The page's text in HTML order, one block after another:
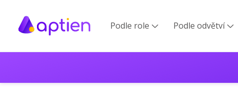
Podle role  Podle odvětví 